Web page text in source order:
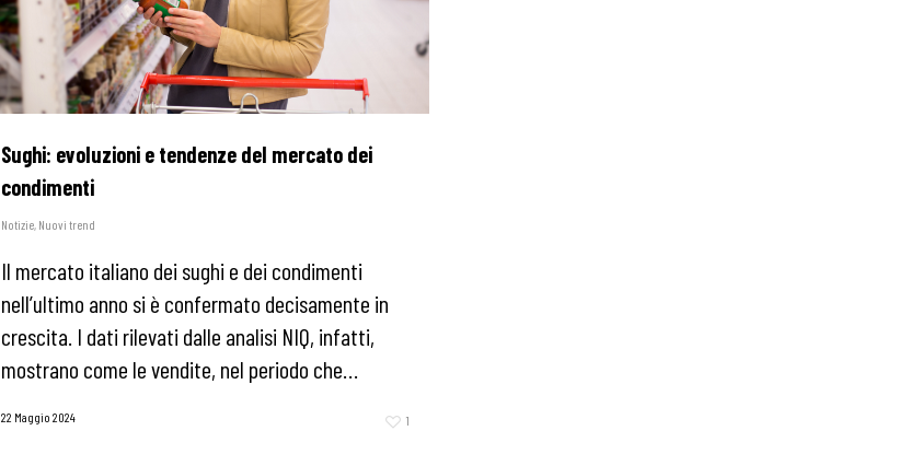
Sughi: evoluzioni e tendenze del mercato dei
condimenti
Notizie, Nuovi trend
Il mercato italiano dei sughi e dei condimenti
nell’ultimo anno si è confermato decisamente in
crescita. I dati rilevati dalle analisi NIQ, infatti,
mostrano come le vendite, nel periodo che…
22 Maggio 2024 1